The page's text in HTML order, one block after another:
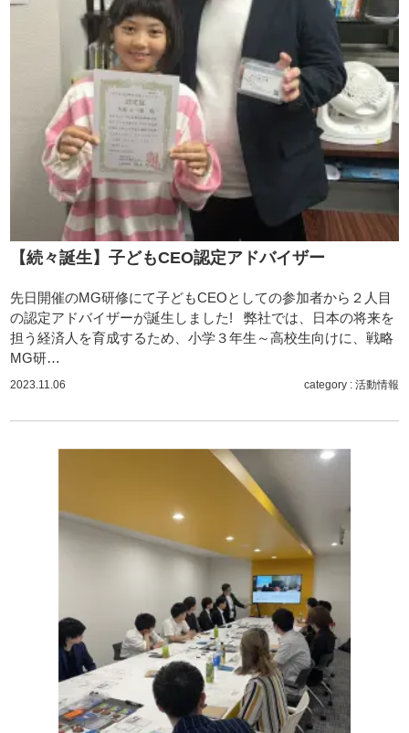
【続々誕生】子どもCEO認定アドバイザー
先日開催のMG研修にて子どもCEOとしての参加者から２人目
の認定アドバイザーが誕生しました! 弊社では、日本の将来を
担う経済人を育成するため、小学３年生～高校生向けに、戦略
MG研…
2023.11.06 category : 活動情報